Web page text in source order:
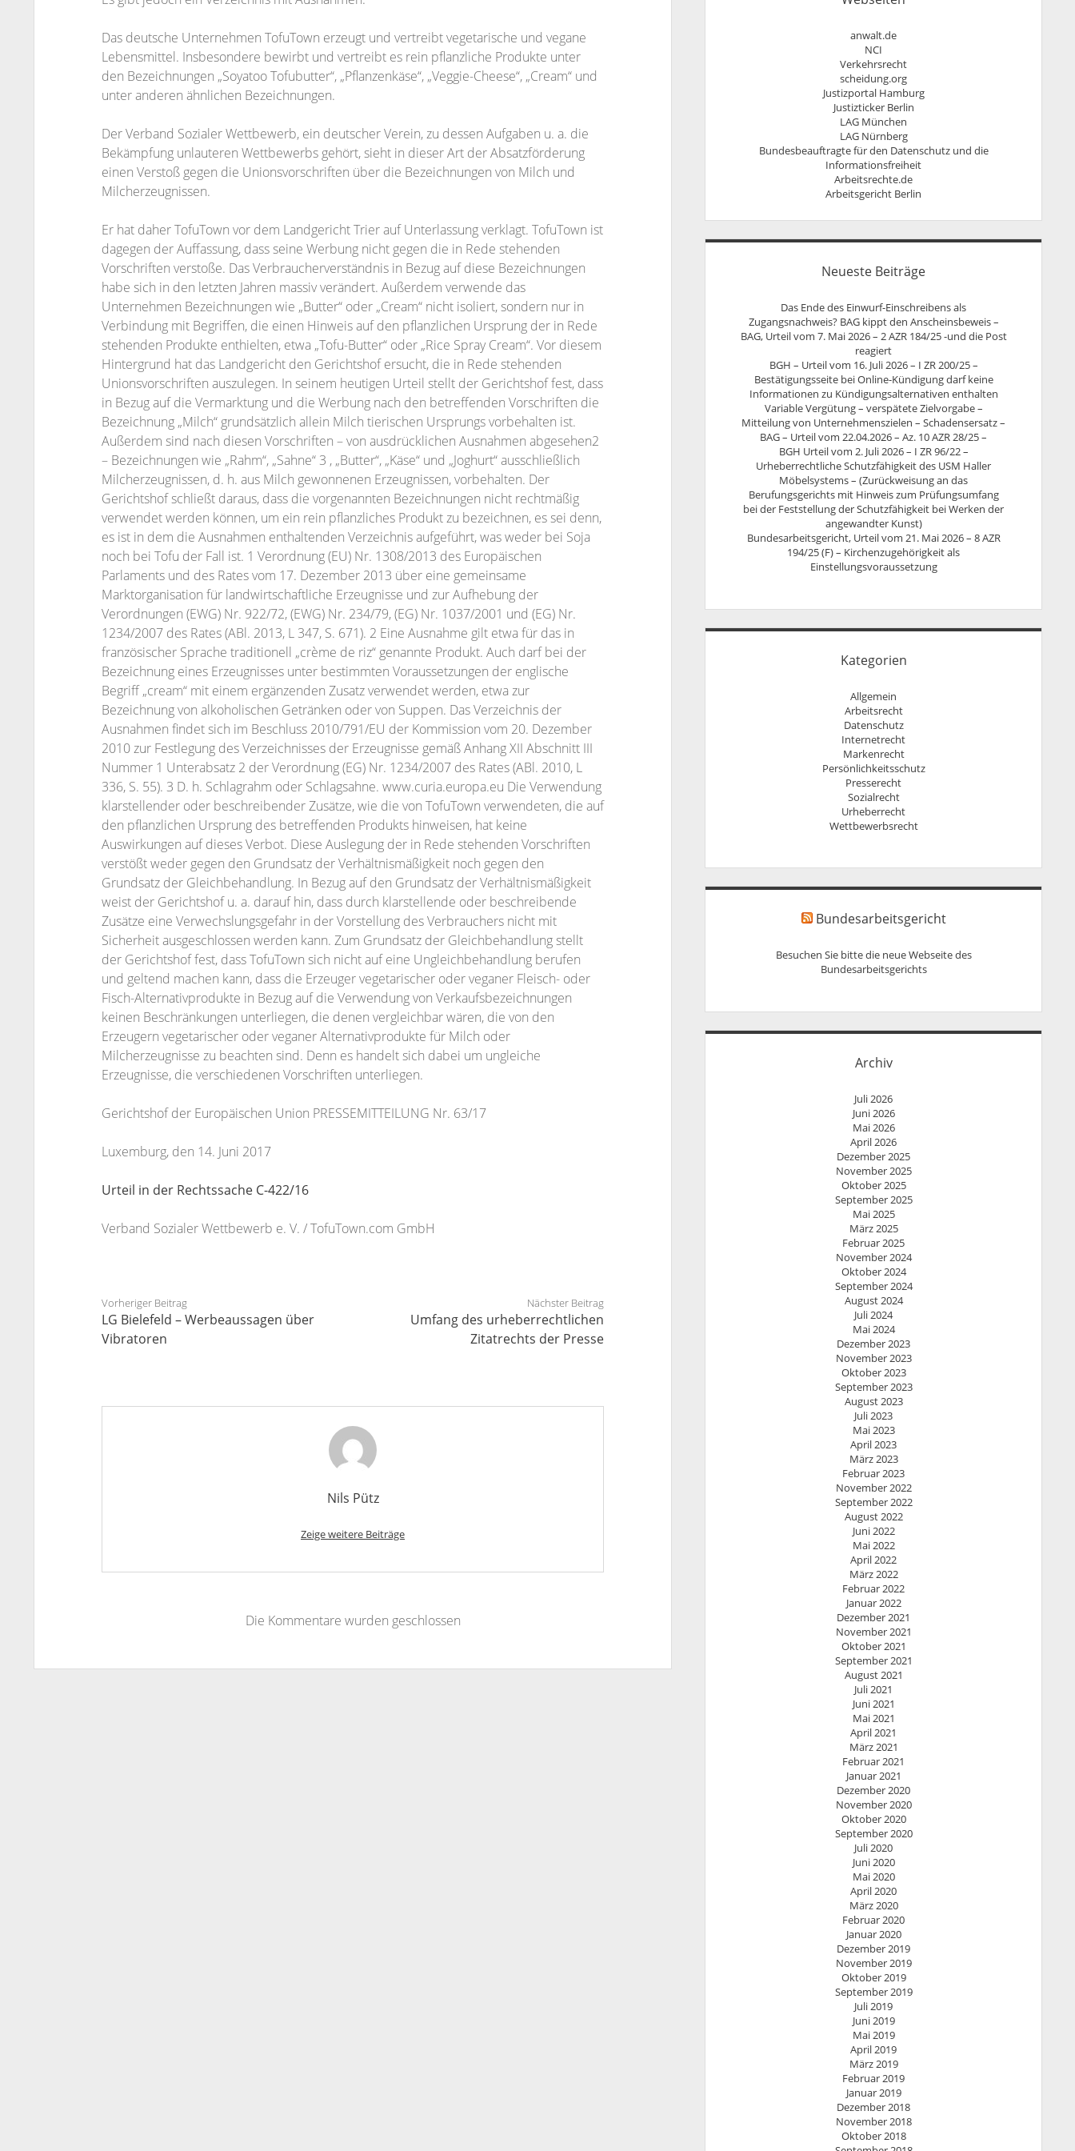
Das deutsche Unternehmen TofuTown erzeugt und vertreibt vegetarische und vegane
Lebensmittel. Insbesondere bewirbt und vertreibt es rein pflanzliche Produkte unter
den Bezeichnungen „Soyatoo Tofubutter“, „Pflanzenkäse“, „Veggie-Cheese“, „Cream“ und
unter anderen ähnlichen Bezeichnungen.
Der Verband Sozialer Wettbewerb, ein deutscher Verein, zu dessen Aufgaben u. a. die
Bekämpfung unlauteren Wettbewerbs gehört, sieht in dieser Art der Absatzförderung
einen Verstoß gegen die Unionsvorschriften über die Bezeichnungen von Milch und
Milcherzeugnissen.
Er hat daher TofuTown vor dem Landgericht Trier auf Unterlassung verklagt. TofuTown ist
dagegen der Auffassung, dass seine Werbung nicht gegen die in Rede stehenden
Vorschriften verstoße. Das Verbraucherverständnis in Bezug auf diese Bezeichnungen
habe sich in den letzten Jahren massiv verändert. Außerdem verwende das
Unternehmen Bezeichnungen wie „Butter“ oder „Cream“ nicht isoliert, sondern nur in
Verbindung mit Begriffen, die einen Hinweis auf den pflanzlichen Ursprung der in Rede
stehenden Produkte enthielten, etwa „Tofu-Butter“ oder „Rice Spray Cream“. Vor diesem
Hintergrund hat das Landgericht den Gerichtshof ersucht, die in Rede stehenden
Unionsvorschriften auszulegen. In seinem heutigen Urteil stellt der Gerichtshof fest, dass
in Bezug auf die Vermarktung und die Werbung nach den betreffenden Vorschriften die
Bezeichnung „Milch“ grundsätzlich allein Milch tierischen Ursprungs vorbehalten ist.
Außerdem sind nach diesen Vorschriften – von ausdrücklichen Ausnahmen abgesehen2
– Bezeichnungen wie „Rahm“, „Sahne“ 3 , „Butter“, „Käse“ und „Joghurt“ ausschließlich
Milcherzeugnissen, d. h. aus Milch gewonnenen Erzeugnissen, vorbehalten. Der
Gerichtshof schließt daraus, dass die vorgenannten Bezeichnungen nicht rechtmäßig
verwendet werden können, um ein rein pflanzliches Produkt zu bezeichnen, es sei denn,
es ist in dem die Ausnahmen enthaltenden Verzeichnis aufgeführt, was weder bei Soja
noch bei Tofu der Fall ist. 1 Verordnung (EU) Nr. 1308/2013 des Europäischen
Parlaments und des Rates vom 17. Dezember 2013 über eine gemeinsame
Marktorganisation für landwirtschaftliche Erzeugnisse und zur Aufhebung der
Verordnungen (EWG) Nr. 922/72, (EWG) Nr. 234/79, (EG) Nr. 1037/2001 und (EG) Nr.
1234/2007 des Rates (ABl. 2013, L 347, S. 671). 2 Eine Ausnahme gilt etwa für das in
französischer Sprache traditionell „crème de riz“ genannte Produkt. Auch darf bei der
Bezeichnung eines Erzeugnisses unter bestimmten Voraussetzungen der englische
Begriff „cream“ mit einem ergänzenden Zusatz verwendet werden, etwa zur
Bezeichnung von alkoholischen Getränken oder von Suppen. Das Verzeichnis der
Ausnahmen findet sich im Beschluss 2010/791/EU der Kommission vom 20. Dezember
2010 zur Festlegung des Verzeichnisses der Erzeugnisse gemäß Anhang XII Abschnitt III
Nummer 1 Unterabsatz 2 der Verordnung (EG) Nr. 1234/2007 des Rates (ABl. 2010, L
336, S. 55). 3 D. h. Schlagrahm oder Schlagsahne. www.curia.europa.eu Die Verwendung
klarstellender oder beschreibender Zusätze, wie die von TofuTown verwendeten, die auf
den pflanzlichen Ursprung des betreffenden Produkts hinweisen, hat keine
Auswirkungen auf dieses Verbot. Diese Auslegung der in Rede stehenden Vorschriften
verstößt weder gegen den Grundsatz der Verhältnismäßigkeit noch gegen den
Grundsatz der Gleichbehandlung. In Bezug auf den Grundsatz der Verhältnismäßigkeit
weist der Gerichtshof u. a. darauf hin, dass durch klarstellende oder beschreibende
Zusätze eine Verwechslungsgefahr in der Vorstellung des Verbrauchers nicht mit
Sicherheit ausgeschlossen werden kann. Zum Grundsatz der Gleichbehandlung stellt
der Gerichtshof fest, dass TofuTown sich nicht auf eine Ungleichbehandlung berufen
und geltend machen kann, dass die Erzeuger vegetarischer oder veganer Fleisch- oder
Fisch-Alternativprodukte in Bezug auf die Verwendung von Verkaufsbezeichnungen
keinen Beschränkungen unterliegen, die denen vergleichbar wären, die von den
Erzeugern vegetarischer oder veganer Alternativprodukte für Milch oder
Milcherzeugnisse zu beachten sind. Denn es handelt sich dabei um ungleiche
Erzeugnisse, die verschiedenen Vorschriften unterliegen.
Gerichtshof der Europäischen Union PRESSEMITTEILUNG Nr. 63/17
Luxemburg, den 14. Juni 2017
Urteil in der Rechtssache C-422/16
Verband Sozialer Wettbewerb e. V. / TofuTown.com GmbH
Vorheriger Beitrag
LG Bielefeld – Werbeaussagen über
Vibratoren
Nächster Beitrag
Umfang des urheberrechtlichen
Zitatrechts der Presse
Nils Pütz
Zeige weitere Beiträge
Die Kommentare wurden geschlossen
Persönlichkeitsrecht
anwalt.de
NCI
Verkehrsrecht
scheidung.org
Justizportal Hamburg
Justizticker Berlin
LAG München
LAG Nürnberg
Bundesbeauftragte für den Datenschutz und die
Informationsfreiheit
Arbeitsrechte.de
Arbeitsgericht Berlin
Neueste Beiträge
Das Ende des Einwurf-Einschreibens als
Zugangsnachweis? BAG kippt den Anscheinsbeweis –
BAG, Urteil vom 7. Mai 2026 – 2 AZR 184/25 -und die Post
reagiert
BGH – Urteil vom 16. Juli 2026 – I ZR 200/25 –
Bestätigungsseite bei Online-Kündigung darf keine
Informationen zu Kündigungsalternativen enthalten
Variable Vergütung – verspätete Zielvorgabe –
Mitteilung von Unternehmenszielen – Schadensersatz –
BAG – Urteil vom 22.04.2026 – Az. 10 AZR 28/25 –
BGH Urteil vom 2. Juli 2026 – I ZR 96/22 –
Urheberrechtliche Schutzfähigkeit des USM Haller
Möbelsystems – (Zurückweisung an das
Berufungsgerichts mit Hinweis zum Prüfungsumfang
bei der Feststellung der Schutzfähigkeit bei Werken der
angewandter Kunst)
Bundesarbeitsgericht, Urteil vom 21. Mai 2026 – 8 AZR
194/25 (F) – Kirchenzugehörigkeit als
Einstellungsvoraussetzung
Kategorien
Allgemein
Arbeitsrecht
Datenschutz
Internetrecht
Markenrecht
Persönlichkeitsschutz
Presserecht
Sozialrecht
Urheberrecht
Wettbewerbsrecht
Bundesarbeitsgericht
Besuchen Sie bitte die neue Webseite des
Bundesarbeitsgerichts
Archiv
Juli 2026
Juni 2026
Mai 2026
April 2026
Dezember 2025
November 2025
Oktober 2025
September 2025
Mai 2025
März 2025
Februar 2025
November 2024
Oktober 2024
September 2024
August 2024
Juli 2024
Mai 2024
Dezember 2023
November 2023
Oktober 2023
September 2023
August 2023
Juli 2023
Mai 2023
April 2023
März 2023
Februar 2023
November 2022
September 2022
August 2022
Juni 2022
Mai 2022
April 2022
März 2022
Februar 2022
Januar 2022
Dezember 2021
November 2021
Oktober 2021
September 2021
August 2021
Juli 2021
Juni 2021
Mai 2021
April 2021
März 2021
Februar 2021
Januar 2021
Dezember 2020
November 2020
Oktober 2020
September 2020
Juli 2020
Juni 2020
Mai 2020
April 2020
März 2020
Februar 2020
Januar 2020
Dezember 2019
November 2019
Oktober 2019
September 2019
Juli 2019
Juni 2019
Mai 2019
April 2019
März 2019
Februar 2019
Januar 2019
Dezember 2018
November 2018
Oktober 2018